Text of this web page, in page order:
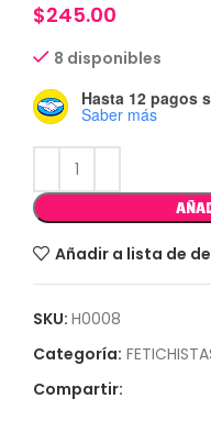
$245.00
8 disponibles
Hasta 12 pagos
Saber más
Añadir a lista de
SKU: H0008
Categoría:
Compartir: